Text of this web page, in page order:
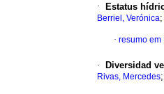
· Estatus
Berriel, Verónica;
· resumo em
· Diversidad
Rivas, Mercedes;